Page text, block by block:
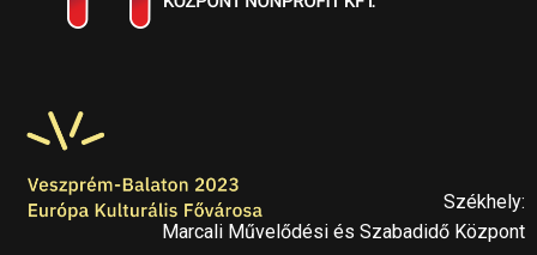
Székhely:
Marcali Művelődési és Szabadidő Központ